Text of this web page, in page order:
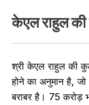
केएल राहुल
श्री केएल राहुल की
होने का अनुमान है,
बराबर है। 75 करोड़